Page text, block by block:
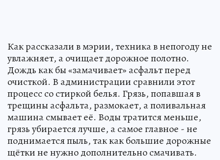
Как рассказали в мэрии, техника в непогоду не
увлажняет, а очищает дорожное полотно.
Дождь как бы «замачивает» асфальт перед
очисткой. В администрации сравнили этот
процесс со стиркой белья. Грязь, попавшая в
трещины асфальта, размокает, а поливальная
машина смывает её. Воды тратится меньше,
грязь убирается лучше, а самое главное - не
поднимается пыль, так как большие дорожные
щётки не нужно дополнительно смачивать.